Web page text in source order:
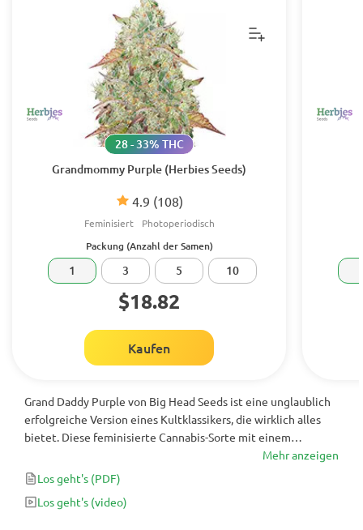
Grandmommy Purple (Herbies Seeds)
4.9 (108)
28 - 33% THC
Feminisiert Photoperiodisch
Packung (Anzahl der Samen)
1 3 5 10
$18.82
Kaufen
Grand Daddy Purple von Big Head Seeds ist eine unglaublich
erfolgreiche Version eines Kultklassikers, die wirklich alles
bietet. Diese feminisierte Cannabis-Sorte mit einem
verlockenden Zitrus- und Traubenaroma bringt farbenfrohe
Blüten und übergroße, kristallbedeckte Knospen mit einem
THC-Gehalt von 23% hervor!
Mehr anzeigen
Los geht's (PDF)
Los geht's (video)